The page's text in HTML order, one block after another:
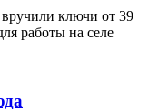
вручили ключи от 39
работы на селе